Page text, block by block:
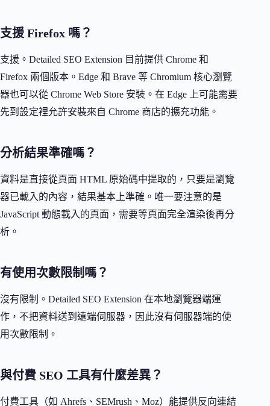
支援 Firefox 嗎？
支援。Detailed SEO Extension 目前提供 Chrome 和
Firefox 兩個版本。Edge 和 Brave 等 Chromium 核心瀏覽
器也可以從 Chrome Web Store 安裝。在 Edge 上可能需要
先到設定裡允許安裝來自 Chrome 商店的擴充功能。
分析結果準確嗎？
資料是直接從頁面 HTML 原始碼中提取的，只要是瀏覽
器已載入的內容，結果基本上準確。唯一要注意的是
JavaScript 動態載入的頁面，需要等頁面完全渲染後再分
析。
有使用次數限制嗎？
沒有限制。Detailed SEO Extension 在本地瀏覽器端運
作，不把資料送到遠端伺服器，因此沒有伺服器端的使
用次數限制。
與付費 SEO 工具有什麼差異？
付費工具（如 Ahrefs、SEMrush、Moz）能提供反向連結